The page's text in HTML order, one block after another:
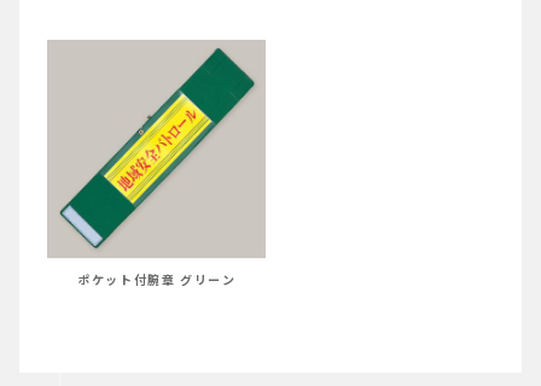
ポケット付腕章 グリーン